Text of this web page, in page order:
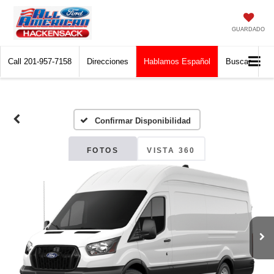
GUARDADO
Call 201-957-7158 Direcciones Hablamos Español Buscar
Confirmar Disponibilidad
FOTOS VISTA 360